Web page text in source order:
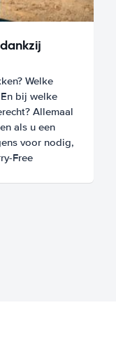
Welke
bij welke
Allemaal
als u een
voor nodig,
Free